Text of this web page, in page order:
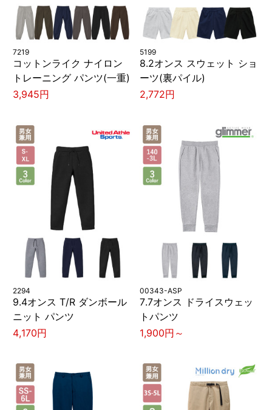
7219
コットンライク ナイロン
トレーニング パンツ(一重)
3,945円
5199
8.2オンス スウェット ショ
ーツ(裏パイル)
2,772円
2294
9.4オンス T/R ダンボール
ニット パンツ
4,170円
00343-ASP
7.7オンス ドライスウェッ
トパンツ
1,900円～